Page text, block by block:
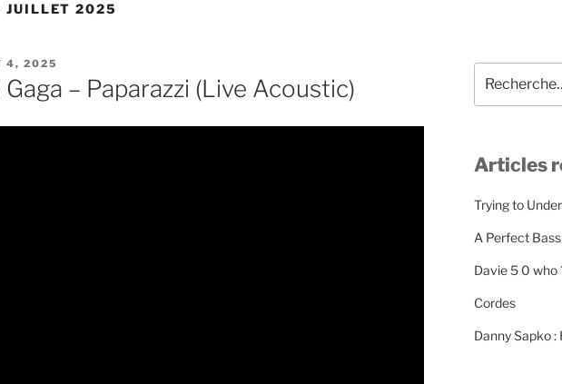
JUILLET 2025
4, 2025
– Paparazzi (Live Acoustic)
pour
:
Articles
Trying to
A Perfect
Davie 5 0 who
Cordes
Danny Sapko :